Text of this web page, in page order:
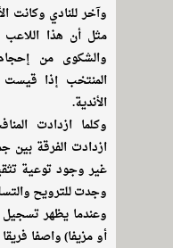
وآخر للنادي وكانت
مثل أن هذا
والشكوى من
المنتخب إذا
الأندية.
وكلما ازدادت
ازدادت الفرقة بين
غير وجود توعية
وجدت للترويح
وعندما يظهر
أو مزيفا) واصفا